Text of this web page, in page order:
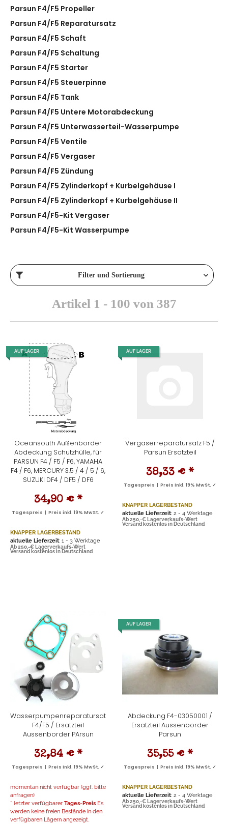
Parsun F4/F5 Propeller
Parsun F4/F5 Reparatursatz
Parsun F4/F5 Schaft
Parsun F4/F5 Schaltung
Parsun F4/F5 Starter
Parsun F4/F5 Steuerpinne
Parsun F4/F5 Tank
Parsun F4/F5 Untere Motorabdeckung
Parsun F4/F5 Unterwasserteil-Wasserpumpe
Parsun F4/F5 Ventile
Parsun F4/F5 Vergaser
Parsun F4/F5 Zündung
Parsun F4/F5 Zylinderkopf + Kurbelgehäuse I
Parsun F4/F5 Zylinderkopf + Kurbelgehäuse II
Parsun F4/F5-Kit Vergaser
Parsun F4/F5-Kit Wasserpumpe
Filter und Sortierung
Artikel 1 - 100 von 387
AUF LAGER
Oceansouth Außenborder
Abdeckung Schutzhülle, für
PARSUN F4 / F5 / F6, YAMAHA
F4 / F6, MERCURY 3.5 / 4 / 5 / 6,
SUZUKI DF4 / DF5 / DF6
34,90 € *
Tagespreis | Preis inkl. 19% MwSt. ✓
KNAPPER LAGERBESTAND
aktuelle Lieferzeit: 1 - 3 Werktage
Ab 250,-€ Lagerverkaufs-Wert
Versand kostenlos in Deutschland
AUF LAGER
Vergaserreparatursatz F5 /
Parsun Ersatzteil
38,33 € *
Tagespreis | Preis inkl. 19% MwSt. ✓
KNAPPER LAGERBESTAND
aktuelle Lieferzeit: 2 - 4 Werktage
Ab 250,-€ Lagerverkaufs-Wert
Versand kostenlos in Deutschland
Wasserpumpenreparatursatz
F4/F5 / Ersatzteil
Aussenborder PArsun
32,84 € *
Tagespreis | Preis inkl. 19% MwSt. ✓
momentan nicht verfügbar (ggf. bitte
anfragen)
* letzter verfügbarer Tages-Preis Es
werden keine freien Bestände in den
verfügbaren Lägern angezeigt.
AUF LAGER
Abdeckung F4-03050001 /
Ersatzteil Aussenborder
Parsun
35,55 € *
Tagespreis | Preis inkl. 19% MwSt. ✓
KNAPPER LAGERBESTAND
aktuelle Lieferzeit: 2 - 4 Werktage
Ab 250,-€ Lagerverkaufs-Wert
Versand kostenlos in Deutschland